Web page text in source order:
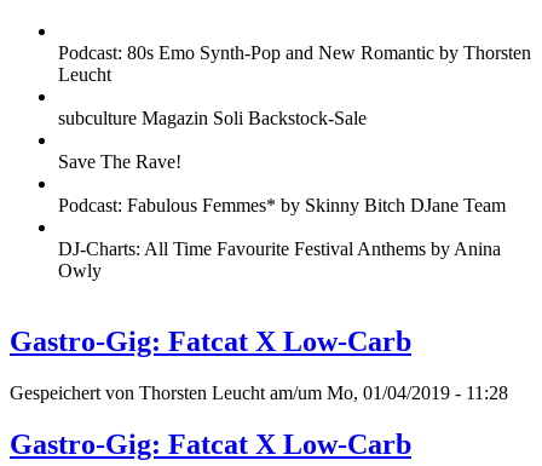
Podcast: 80s Emo Synth-Pop and New Romantic by Thorsten
Leucht
subculture Magazin Soli Backstock-Sale
Save The Rave!
Podcast: Fabulous Femmes* by Skinny Bitch DJane Team
DJ-Charts: All Time Favourite Festival Anthems by Anina
Owly
Gastro-Gig: Fatcat X Low-Carb
Gespeichert von Thorsten Leucht am/um Mo, 01/04/2019 - 11:28
Gastro-Gig: Fatcat X Low-Carb